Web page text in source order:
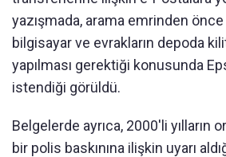
yazışmada, arama emrinden önce
bilgisayar ve evrakların depoda
yapılması gerektiği konusunda
istendiği görüldü.
Belgelerde ayrıca, 2000'li yılların
bir polis baskınına ilişkin uyarı